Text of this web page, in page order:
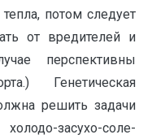
тепла, потом следует
от вредителей и
перспективны
Генетическая
решить задачи
соле-